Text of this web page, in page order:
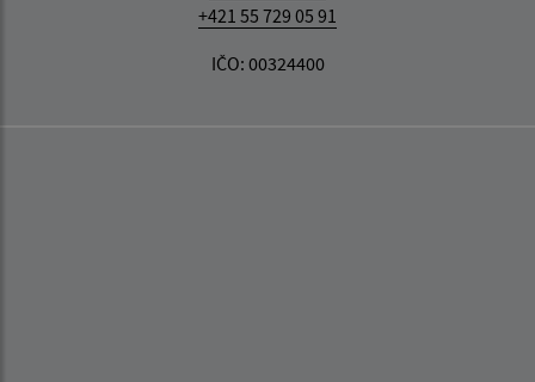
+421 55 729 05 91
IČO: 00324400